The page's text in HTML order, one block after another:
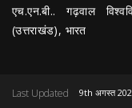
एच.एन.बी.. गढ़वाल
(उत्तराखंड), भारत
Last Updated 9th अगस्त